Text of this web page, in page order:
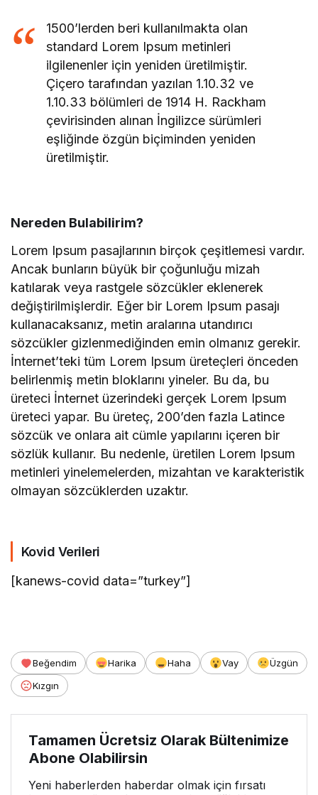
1500’lerden beri kullanılmakta olan
standard Lorem Ipsum metinleri
ilgilenenler için yeniden üretilmiştir.
Çiçero tarafından yazılan 1.10.32 ve
1.10.33 bölümleri de 1914 H. Rackham
çevirisinden alınan İngilizce sürümleri
eşliğinde özgün biçiminden yeniden
üretilmiştir.
Nereden Bulabilirim?
Lorem Ipsum pasajlarının birçok çeşitlemesi vardır.
Ancak bunların büyük bir çoğunluğu mizah
katılarak veya rastgele sözcükler eklenerek
değiştirilmişlerdir. Eğer bir Lorem Ipsum pasajı
kullanacaksanız, metin aralarına utandırıcı
sözcükler gizlenmediğinden emin olmanız gerekir.
İnternet’teki tüm Lorem Ipsum üreteçleri önceden
belirlenmiş metin bloklarını yineler. Bu da, bu
üreteci İnternet üzerindeki gerçek Lorem Ipsum
üreteci yapar. Bu üreteç, 200’den fazla Latince
sözcük ve onlara ait cümle yapılarını içeren bir
sözlük kullanır. Bu nedenle, üretilen Lorem Ipsum
metinleri yinelemelerden, mizahtan ve karakteristik
olmayan sözcüklerden uzaktır.
Kovid Verileri
[kanews-covid data=”turkey”]
Beğendim Harika Haha Vay
Üzgün
Kızgın
Tamamen Ücretsiz Olarak Bültenimize
Abone Olabilirsin
Yeni haberlerden haberdar olmak için fırsatı